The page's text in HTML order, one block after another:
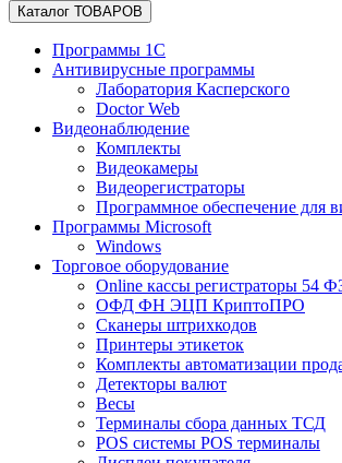
Каталог ТОВАРОВ
Программы 1С
Антивирусные программы
Лаборатория Касперского
Doctor Web
Видеонаблюдение
Комплекты
Видеокамеры
Видеорегистраторы
Программное обеспечение для
Программы Microsoft
Windows
Торговое оборудование
Online кассы регистраторы 54
ОФД ФН ЭЦП КриптоПРО
Сканеры штрихкодов
Принтеры этикеток
Комплекты автоматизации
Детекторы валют
Весы
Терминалы сбора данных ТСД
POS системы POS терминалы